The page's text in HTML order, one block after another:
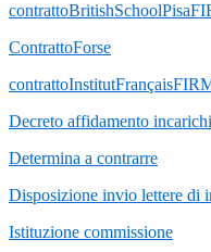
ContrattoForse
Decreto affidamento incarichi
Determina a contrarre
Disposizione invio lettere di
Istituzione commissione